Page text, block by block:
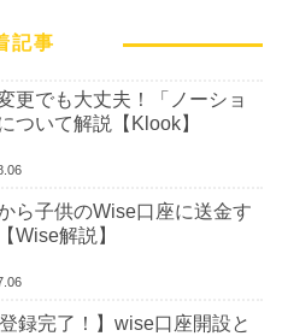
記事
更でも大丈夫！「ノーショ
ついて解説【Klook】
ら子供のWise口座に送金す
Wise解説】
登録完了！】wise口座開設と